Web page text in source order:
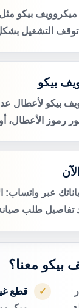
بيكو
توقف التشغيل
بيكو
بيكو لأعطال
رموز الأعطال،
عبر واتساب:
تفاصيل طلب
بيكو معنا؟
✓ قطع